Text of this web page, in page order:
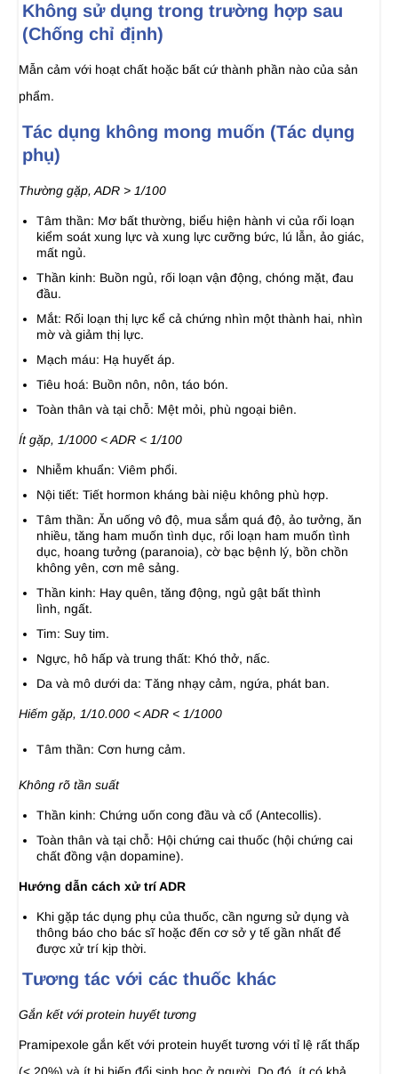
Không sử dụng trong trường hợp sau
(Chống chỉ định)
Mẫn cảm với hoạt chất hoặc bất cứ thành phần nào của sản
phẩm.
Tác dụng không mong muốn (Tác dụng
phụ)
Thường gặp, ADR > 1/100
Tâm thần: Mơ bất thường, biểu hiện hành vi của rối loạn
kiểm soát xung lực và xung lực cưỡng bức, lú lẫn, ảo giác,
mất ngủ.
Thần kinh: Buồn ngủ, rối loạn vận động, chóng mặt, đau
đầu.
Mắt: Rối loạn thị lực kể cả chứng nhìn một thành hai, nhìn
mờ và giảm thị lực.
Mạch máu: Hạ huyết áp.
Tiêu hoá: Buồn nôn, nôn, táo bón.
Toàn thân và tại chỗ: Mệt mỏi, phù ngoại biên.
Ít gặp, 1/1000 < ADR < 1/100
Nhiễm khuẩn: Viêm phổi.
Nội tiết: Tiết hormon kháng bài niệu không phù hợp.
Tâm thần: Ăn uống vô độ, mua sắm quá độ, ảo tưởng, ăn
nhiều, tăng ham muốn tình dục, rối loạn ham muốn tình
dục, hoang tưởng (paranoia), cờ bạc bệnh lý, bồn chồn
không yên, cơn mê sảng.
Thần kinh: Hay quên, tăng động, ngủ gật bất thình
lình, ngất.
Tim: Suy tim.
Ngực, hô hấp và trung thất: Khó thở, nấc.
Da và mô dưới da: Tăng nhạy cảm, ngứa, phát ban.
Hiếm gặp, 1/10.000 < ADR < 1/1000
Tâm thần: Cơn hưng cảm.
Không rõ tần suất
Thần kinh: Chứng uốn cong đầu và cổ (Antecollis).
Toàn thân và tại chỗ: Hội chứng cai thuốc (hội chứng cai
chất đồng vận dopamine).
Hướng dẫn cách xử trí ADR
Khi gặp tác dụng phụ của thuốc, cần ngưng sử dụng và
thông báo cho bác sĩ hoặc đến cơ sở y tế gần nhất để
được xử trí kịp thời.
Tương tác với các thuốc khác
Gắn kết với protein huyết tương
Pramipexole gắn kết với protein huyết tương với tỉ lệ rất thấp